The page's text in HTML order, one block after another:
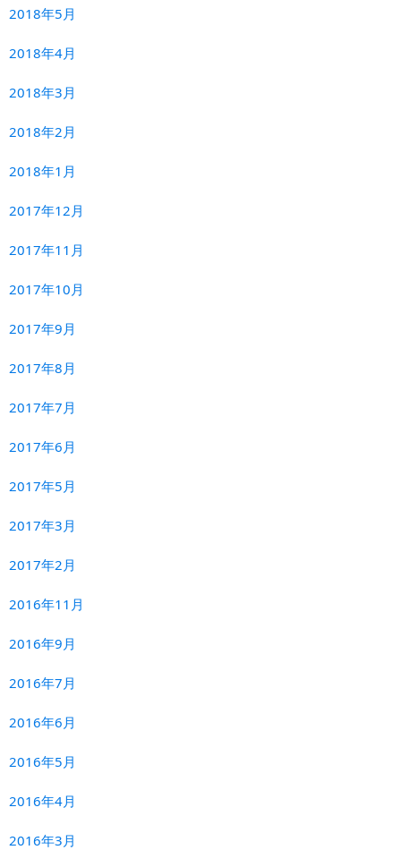
2018年5月
2018年4月
2018年3月
2018年2月
2018年1月
2017年12月
2017年11月
2017年10月
2017年9月
2017年8月
2017年7月
2017年6月
2017年5月
2017年3月
2017年2月
2016年11月
2016年9月
2016年7月
2016年6月
2016年5月
2016年4月
2016年3月